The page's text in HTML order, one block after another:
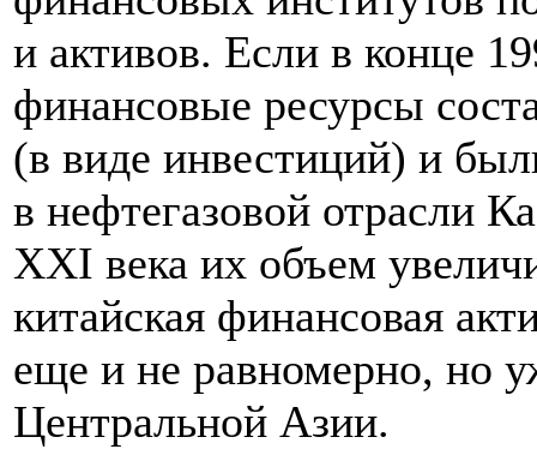
и активов. Если в конце
финансовые ресурсы
(в виде инвестиций) и
в нефтегазовой отрасли
XXI века их объем
китайская финансовая
еще и не равномерно, но
Центральной Азии.